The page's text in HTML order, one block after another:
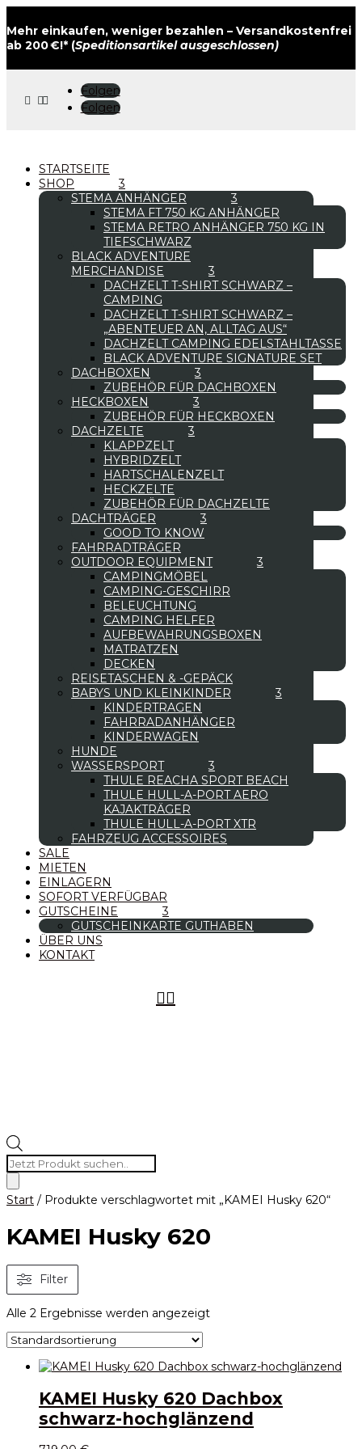
Mehr einkaufen, weniger bezahlen – Versandkostenfrei
ab 200 €!* (Speditionsartikel ausgeschlossen)
 
Folgen
Folgen
STARTSEITE
SHOP
STEMA ANHÄNGER
STEMA FT 750 KG ANHÄNGER
STEMA RETRO ANHÄNGER 750 KG IN
TIEFSCHWARZ
BLACK ADVENTURE
MERCHANDISE
DACHZELT T-SHIRT SCHWARZ –
CAMPING
DACHZELT T-SHIRT SCHWARZ –
„ABENTEUER AN, ALLTAG AUS“
DACHZELT CAMPING EDELSTAHLTASSE
BLACK ADVENTURE SIGNATURE SET
DACHBOXEN
ZUBEHÖR FÜR DACHBOXEN
HECKBOXEN
ZUBEHÖR FÜR HECKBOXEN
DACHZELTE
KLAPPZELT
HYBRIDZELT
HARTSCHALENZELT
HECKZELTE
ZUBEHÖR FÜR DACHZELTE
DACHTRÄGER
GOOD TO KNOW
FAHRRADTRÄGER
OUTDOOR EQUIPMENT
CAMPINGMÖBEL
CAMPING-GESCHIRR
BELEUCHTUNG
CAMPING HELFER
AUFBEWAHRUNGSBOXEN
MATRATZEN
DECKEN
REISETASCHEN & -GEPÄCK
BABYS UND KLEINKINDER
KINDERTRAGEN
FAHRRADANHÄNGER
KINDERWAGEN
HUNDE
WASSERSPORT
THULE REACHA SPORT BEACH
THULE HULL-A-PORT AERO
KAJAKTRÄGER
THULE HULL-A-PORT XTR
FAHRZEUG ACCESSOIRES
SALE
MIETEN
EINLAGERN
SOFORT VERFÜGBAR
GUTSCHEINE
GUTSCHEINKARTE GUTHABEN
ÜBER UNS
KONTAKT
Products
search

Start / Produkte verschlagwortet mit „KAMEI Husky 620“
KAMEI Husky 620
Filter
Alle 2 Ergebnisse werden angezeigt
KAMEI Husky 620 Dachbox
schwarz-hochglänzend